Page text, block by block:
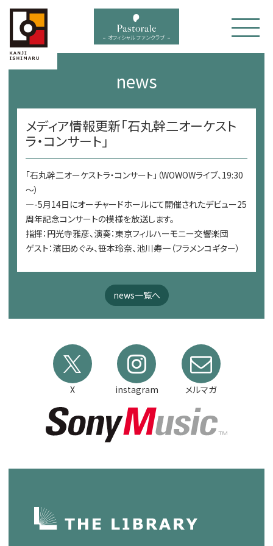
menu オフィシャル ファンクラブ
news
メディア情報更新「石丸幹二オーケスト
ラ・コンサート」
「石丸幹二オーケストラ・コンサート」（WOWOWライブ、19:30
～）
—-5月14日にオーチャードホールにて開催されたデビュー25
周年記念コンサートの模様を放送します。
指揮：円光寺雅彦、演奏：東京フィルハーモニー交響楽団
ゲスト：濱田めぐみ、笹本玲奈、池川寿一（フラメンコギター）
news一覧へ
X instagram メルマガ